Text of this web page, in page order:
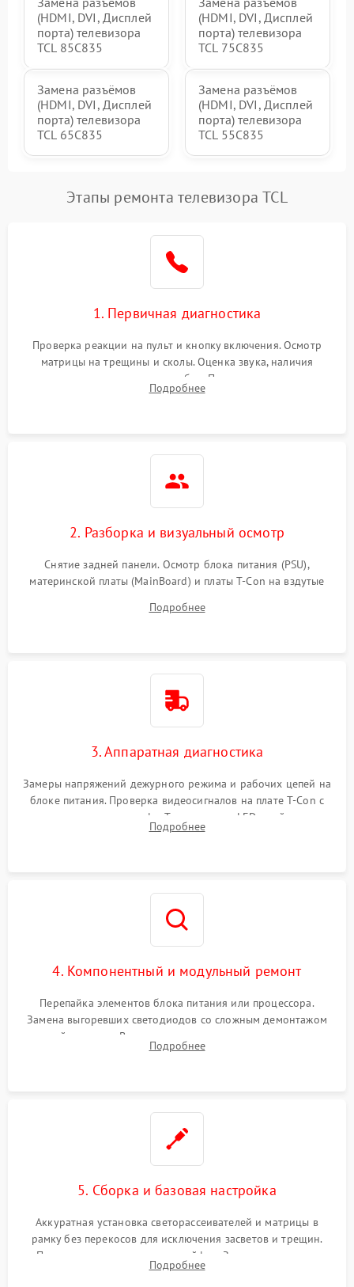
(HDMI, DVI, Дисплей
порта) телевизора
TCL 85C835
(HDMI, DVI, Дисплей
порта) телевизора
TCL 75C835
Замена разъёмов
(HDMI, DVI, Дисплей
порта) телевизора
TCL 65C835
Замена разъёмов
(HDMI, DVI, Дисплей
порта) телевизора
TCL 55C835
Этапы ремонта телевизора TCL
1. Первичная диагностика
Проверка реакции на пульт и кнопку включения. Осмотр
матрицы на трещины и сколы. Оценка звука, наличия
подсветки и индикаторов ошибок. Подключение тестовых
источников сигнала для выявления симптомов поломки.
Подробнее
2. Разборка и визуальный осмотр
Снятие задней панели. Осмотр блока питания (PSU),
материнской платы (MainBoard) и платы T-Con на вздутые
Проверка надежности фиксации и целостности шлейфов.
Подробнее
3. Аппаратная диагностика
Замеры напряжений дежурного режима и рабочих цепей на
блоке питания. Проверка видеосигналов на плате T-Con с
помощью осциллографа. Тестирование LED-драйвера и
светодиодных планок подсветки мультиметром.
Подробнее
4. Компонентный и модульный ремонт
Перепайка элементов блока питания или процессора.
Замена выгоревших светодиодов со сложным демонтажом
хрупкой матрицы. Восстановление поврежденных дорожек,
прошивка микросхем памяти EEPROM
Подробнее
5. Сборка и базовая настройка
Аккуратная установка светорассеивателей и матрицы в
рамку без перекосов для исключения засветов и трещин.
Подключение внутренних шлейфов. Закрытие корпуса.
Сброс настроек и обновление программного обеспечения.
Подробнее